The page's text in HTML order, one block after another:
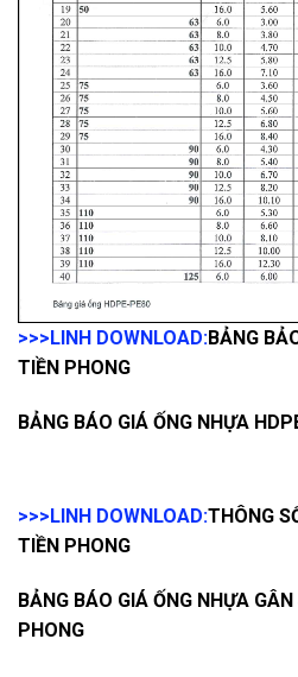
>>>LINH DOWNLOAD:BẢNG
TIỀN PHONG
BẢNG BÁO GIÁ ỐNG NHỰA
>>>LINH DOWNLOAD:THÔNG
TIỀN PHONG
BẢNG BÁO GIÁ ỐNG NHỰA
PHONG